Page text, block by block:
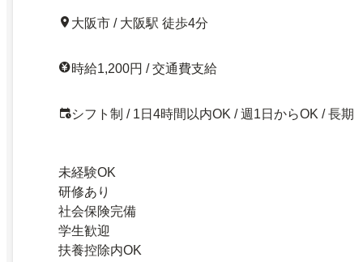
大阪市 / 大阪駅 徒歩4分
時給1,200円 / 交通費支給
シフト制 / 1日4時間以内OK / 週1日からOK / 長期
未経験OK
研修あり
社会保険完備
学生歓迎
扶養控除内OK